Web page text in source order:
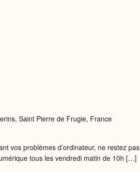
Saint Pierre de Frugie, France
vos problèmes d’ordinateur, ne restez pas
tous les vendredi matin de 10h […]